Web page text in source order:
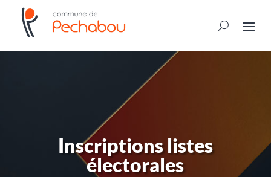
Inscriptions listes
électorales